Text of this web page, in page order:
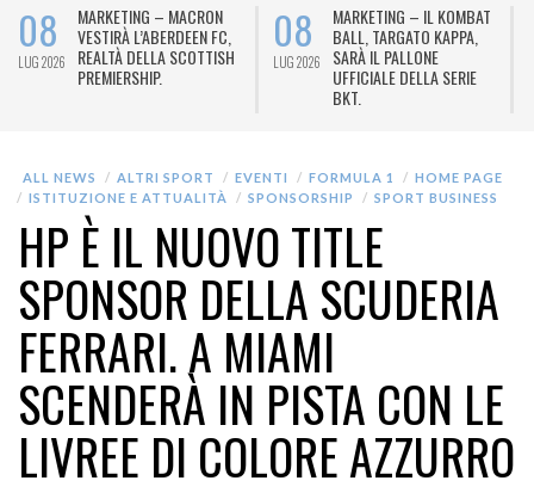
08
LUG 2026
MARKETING – MACRON
VESTIRÀ L’ABERDEEN FC,
REALTÀ DELLA SCOTTISH
PREMIERSHIP.
08
LUG 2026
MARKETING – IL KOMBAT
BALL, TARGATO KAPPA,
SARÀ IL PALLONE
UFFICIALE DELLA SERIE
BKT.
ALL NEWS ALTRI SPORT EVENTI FORMULA 1
HOME PAGE
ISTITUZIONE E ATTUALITÀ
SPONSORSHIP SPORT BUSINESS
HP È IL NUOVO TITLE
SPONSOR DELLA SCUDERIA
FERRARI. A MIAMI
SCENDERÀ IN PISTA CON LE
LIVREE DI COLORE AZZURRO